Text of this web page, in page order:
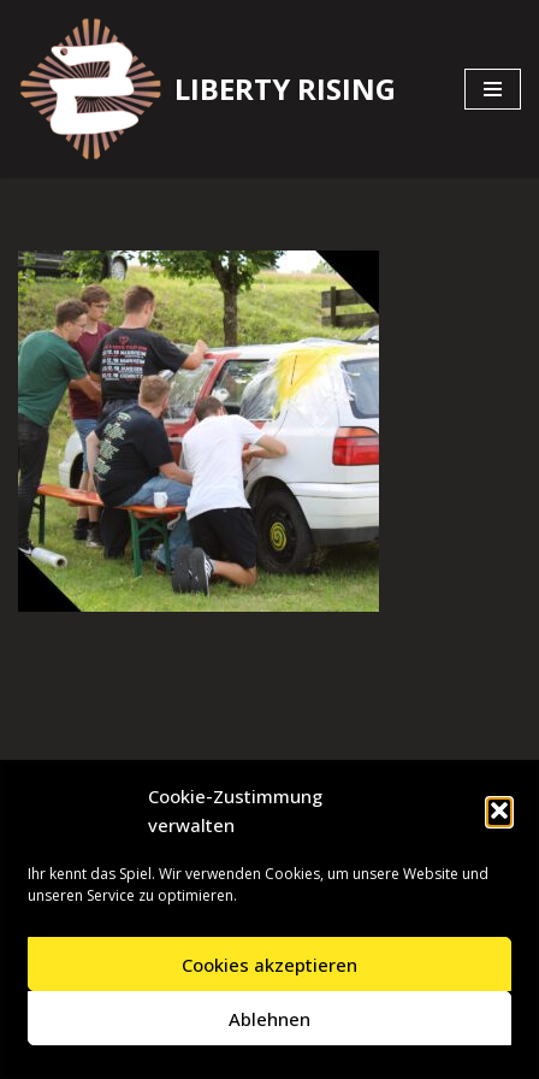
Cookie-Zustimmung
verwalten
Ihr kennt das Spiel. Wir verwenden Cookies, um unsere Website und
unseren Service zu optimieren.
Cookies akzeptieren
Ablehnen
Zum
Inhalt
springen
LIBERTY RISING
| Präsentiert vonWordPress
Presseinformationen